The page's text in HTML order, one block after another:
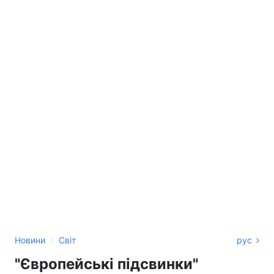
Новини › Світ рус
"Європейські підсвинки"